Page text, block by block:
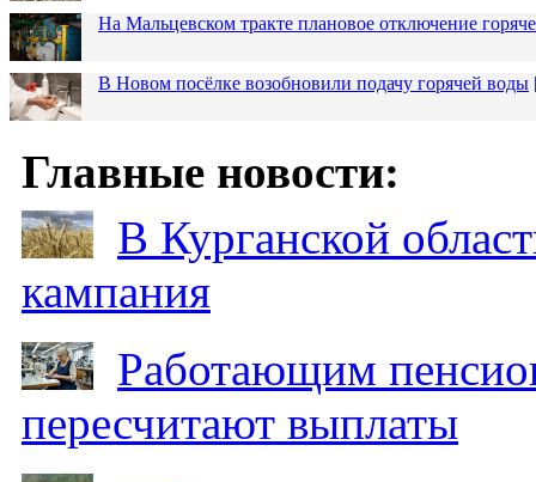
На Мальцевском тракте плановое отключение
В Новом посёлке возобновили подачу горячей воды
Главные новости:
В Курганской
кампания
Работающим
пересчитают выплаты